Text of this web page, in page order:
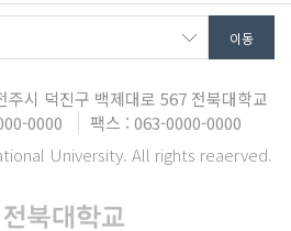
주시 덕진구 백제대로 567 전북대학교
0000
팩스 : 063-0000-0000
University. All rights reaerved.